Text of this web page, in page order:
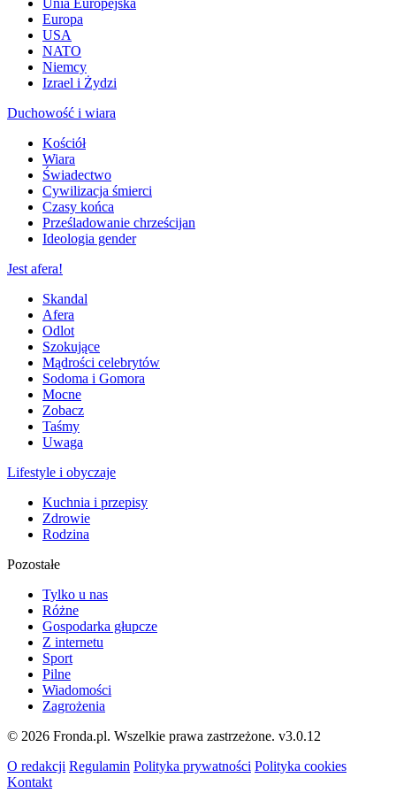
Europa
USA
NATO
Niemcy
Izrael i Żydzi
Duchowość i wiara
Kościół
Wiara
Świadectwo
Cywilizacja śmierci
Czasy końca
Prześladowanie chrześcijan
Ideologia gender
Jest afera!
Skandal
Afera
Odlot
Szokujące
Mądrości celebrytów
Sodoma i Gomora
Mocne
Zobacz
Taśmy
Uwaga
Lifestyle i obyczaje
Kuchnia i przepisy
Zdrowie
Rodzina
Pozostałe
Tylko u nas
Różne
Gospodarka głupcze
Z internetu
Sport
Pilne
Wiadomości
Zagrożenia
© 2026 Fronda.pl. Wszelkie prawa zastrzeżone. v3.0.12
O redakcji Regulamin Polityka prywatności Polityka cookies
Kontakt